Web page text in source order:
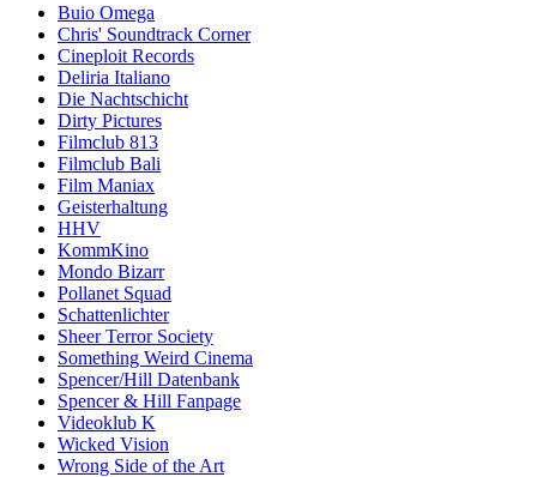
Buio Omega
Chris' Soundtrack Corner
Cineploit Records
Deliria Italiano
Die Nachtschicht
Dirty Pictures
Filmclub 813
Filmclub Bali
Film Maniax
Geisterhaltung
HHV
KommKino
Mondo Bizarr
Pollanet Squad
Schattenlichter
Sheer Terror Society
Something Weird Cinema
Spencer/Hill Datenbank
Spencer & Hill Fanpage
Videoklub K
Wicked Vision
Wrong Side of the Art